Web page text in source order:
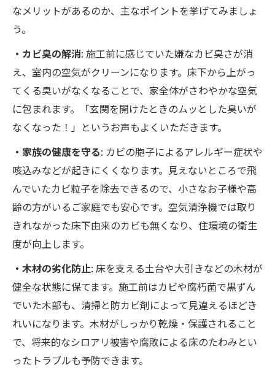
なメリットがあるのか、主なポイントを挙げてみましょ
う。
・カビ臭の解消: 施工前に感じていた嫌なカビ臭さが消
え、室内の空気がクリーンになります。床下から上がっ
てくる臭いがなくなることで、家全体がさわやかな空気
に包まれます。「玄関を開けたときのムッとした臭いが
なくなった！」というお声もよくいただきます。
・家族の健康を守る: カビの胞子によるアレルギー症状や
咳込みなどが起きにくくなります。見えないところで飛
んでいたカビ粒子を除去できるので、小さなお子様や高
齢の方がいるご家庭でも安心です。空気清浄機では取り
きれなかった床下由来のカビも無くなり、住環境の衛生
度が向上します。
・木材の劣化防止: 床を支える土台や大引きなどの木材が
健全な状態に保てます。施工前はカビや腐朽菌で黒ずん
でいた木部も、清掃と防カビ剤によって見違えるほどき
れいになります。木材がしっかり乾燥・保護されること
で、将来的なシロアリ被害や腐敗による床のたわみとい
ったトラブルも予防できます。